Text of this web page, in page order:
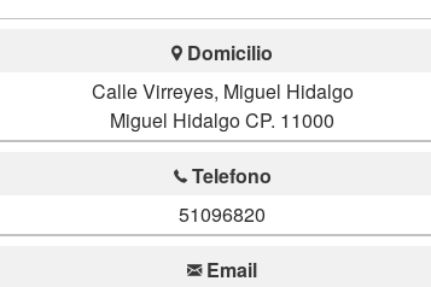
Domicilio
Calle Virreyes, Miguel Hidalgo
Miguel Hidalgo CP. 11000
Telefono
51096820
Email